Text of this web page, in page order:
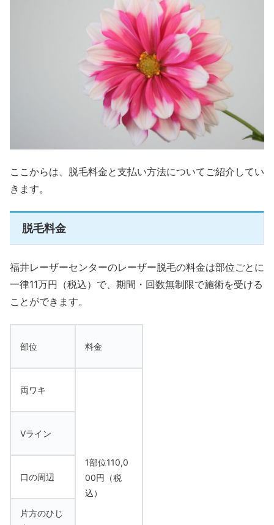
ここからは、脱毛料金と支払い方法についてご紹介してい
きます。
脱毛料金
福井レーザーセンターのレーザー脱毛の料金は部位ごとに
一律11万円（税込）で、期間・回数無制限で施術を受ける
ことができます。
部位 料金
両ワキ
1部位110,0
00円（税
込）
Vライン
口の周辺
片方のひじ